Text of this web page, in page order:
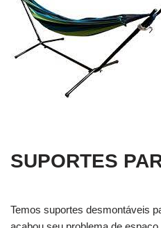
SUPORTES
Temos suportes desmontáveis